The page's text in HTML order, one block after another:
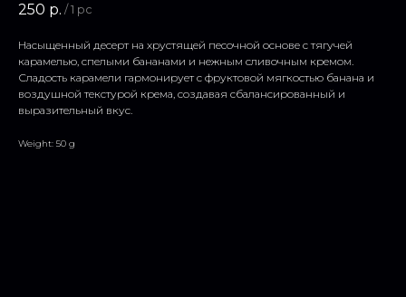
250 р. / 1 pc
Насыщенный десерт на хрустящей песочной основе с тягучей
карамелью, спелыми бананами и нежным сливочным кремом.
Сладость карамели гармонирует с фруктовой мягкостью банана и
воздушной текстурой крема, создавая сбалансированный и
выразительный вкус.
Weight: 50 g